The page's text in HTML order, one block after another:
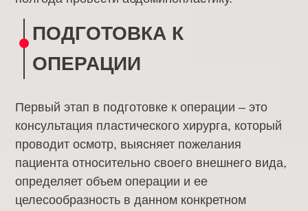
ПОДГОТОВКА К
ОПЕРАЦИИ
Первый этап в подготовке к операции – это
консультация пластического хирурга, который
проводит осмотр, выясняет пожелания
пациента относительно своего внешнего вида,
определяет объем операции и ее
целесообразность в данном конкретном